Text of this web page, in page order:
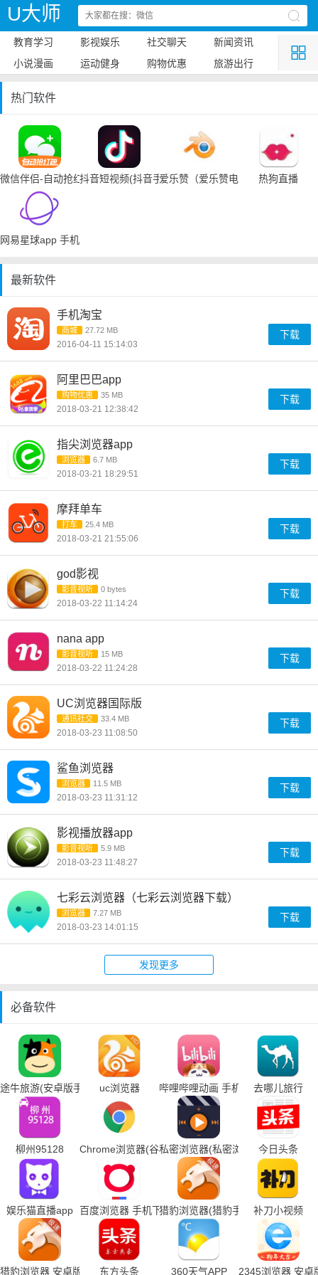
U大师
教育学习 影视娱乐 社交聊天
新闻资讯
小说漫画
运动健身 购物优惠 旅游出行
热门软件
微信伴侣-自动抢红包抖音短视频(抖音手机下载)爱乐赞（爱乐赞电脑手机下载）
热狗直播
网易星球app 手机下载
最新软件
手机淘宝
商城 27.72 MB
2016-04-11 15:14:03
下载
阿里巴巴app
购物优惠 35 MB
2018-03-21 12:38:42
下载
指尖浏览器app
浏览器 6.7 MB
2018-03-21 18:29:51
下载
摩拜单车
打车 25.4 MB
2018-03-21 21:55:06
下载
god影视
影音视听 0 bytes
2018-03-22 11:14:24
下载
nana app
影音视听 15 MB
2018-03-22 11:24:28
下载
UC浏览器国际版
通讯社交 33.4 MB
2018-03-23 11:08:50
下载
鲨鱼浏览器
浏览器 11.5 MB
2018-03-23 11:31:12
下载
影视播放器app
影音视听 5.9 MB
2018-03-23 11:48:27
下载
七彩云浏览器（七彩云浏览器下载）
浏览器 7.27 MB
2018-03-23 14:01:15
下载
发现更多
必备软件
途牛旅游(安卓版手机下载)uc浏览器 哔哩哔哩动画 手机下载去哪儿旅行
柳州95128 Chrome浏览器(谷歌浏览器手机下载)
私密浏览器(私密浏览器手机下载)
今日头条
娱乐猫直播app 百度浏览器 手机下载猎豹浏览器(猎豹手机浏览器下载)
补刀小视频
猎豹浏览器 安卓版 东方头条 360天气APP 2345浏览器 安卓